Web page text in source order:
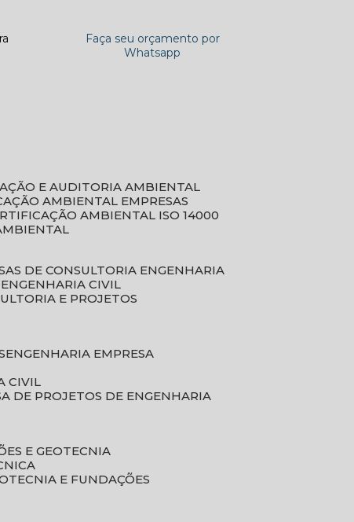
Faça seu orçamento por
Whatsapp
E AUDITORIA AMBIENTAL
AMBIENTAL EMPRESAS
AMBIENTAL ISO 14000
DE CONSULTORIA ENGENHARIA
ENGENHARIA CIVIL
E PROJETOS
ENGENHARIA EMPRESA
CIVIL
DE PROJETOS DE ENGENHARIA
E GEOTECNIA
E FUNDAÇÕES